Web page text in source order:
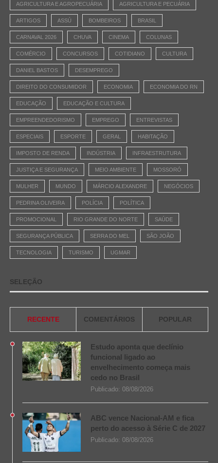
AGRICULTURA E AGROPECUÁRIA AGRICULTURA E PECUÁRIA
ARTIGOS ASSÚ BOMBEIROS BRASIL
CARNAVAL 2026 CHUVA CINEMA COLUNAS
COMÉRCIO CONCURSOS COTIDIANO CULTURA
DANIEL BASTOS DESEMPREGO
DIREITO DO CONSUMIDOR ECONOMIA ECONOMIA DO RN
EDUCAÇÃO EDUCAÇÃO E CULTURA
EMPREENDEDORISMO EMPREGO ENTREVISTAS
ESPECIAIS ESPORTE GERAL HABITAÇÃO
IMPOSTO DE RENDA INDÚSTRIA INFRAESTRUTURA
JUSTIÇA E SEGURANÇA MEIO AMBIENTE MOSSORÓ
MULHER MUNDO MÁRCIO ALEXANDRE NEGÓCIOS
PEDRINA OLIVEIRA POLÍCIA POLÍTICA
PROMOCIONAL RIO GRANDE DO NORTE SAÚDE
SEGURANÇA PÚBLICA SERRA DO MEL SÃO JOÃO
TECNOLOGIA TURISMO UGMAR
SELEÇÃO
RECENTE COMENTÁRIOS POPULAR
Estudo aponta que declínio
funcional ligado ao
envelhecimento começa mais
cedo no Brasil
Publicado: 08/08/2026
ABC vence Nacional-AM e fica
perto do acesso à Série C de 2027
Publicado: 08/08/2026